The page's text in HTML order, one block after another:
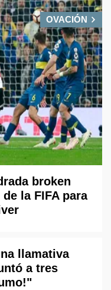
OVACIÓN
broken
la FIFA para
llamativa
a tres